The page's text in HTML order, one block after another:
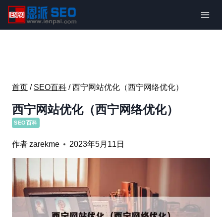
内
首页 / SEO百科 / 西宁网站优化（西宁网络优化）
西宁网站优化（西宁网络优化）
SEO百科
作者zarekme 2023年5月11日